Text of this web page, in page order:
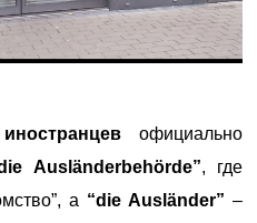
официально
Ausländerbehörde”, где
а “die Ausländer” –